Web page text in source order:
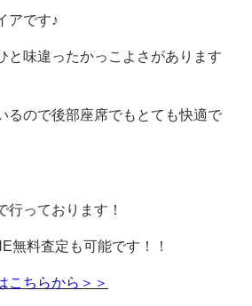
アです♪
と味違ったかっこよさがあります
るので後部座席でもとても快適で
行っております！
無料査定も可能です！！
こちらから＞＞